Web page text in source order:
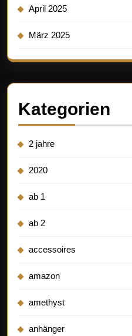
April 2025
März 2025
Kategorien
2 jahre
2020
ab 1
ab 2
accessoires
amazon
amethyst
anhänger